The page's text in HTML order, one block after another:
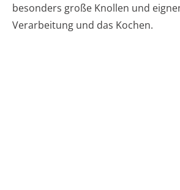
besonders große Knollen und
Verarbeitung und das Kochen.